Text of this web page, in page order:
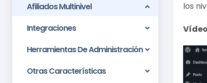
Afiliados Multinivel
Integraciones
Herramientas De Administración
Otras Características
los